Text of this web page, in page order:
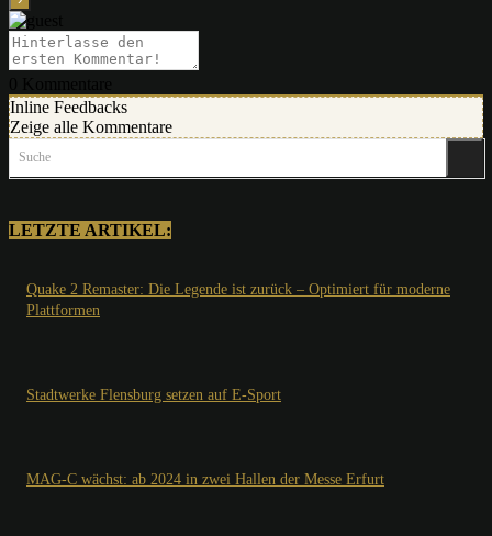
Inline Feedbacks
Zeige alle Kommentare
Suche
LETZTE ARTIKEL:
Quake 2 Remaster: Die Legende ist zurück – Optimiert für moderne
Plattformen
Stadtwerke Flensburg setzen auf E-Sport
MAG-C wächst: ab 2024 in zwei Hallen der Messe Erfurt